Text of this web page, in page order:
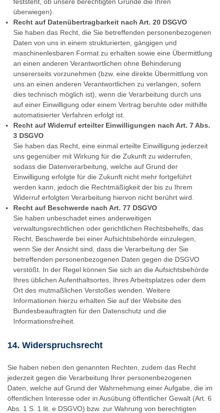
überwiegen).
Recht auf Datenübertragbarkeit nach Art. 20 DSGVO
Sie haben das Recht, die Sie betreffenden personenbezogenen
Daten von uns in einem strukturierten, gängigen und
maschinenlesbaren Format zu erhalten sowie eine Übermittlung
an einen anderen Verantwortlichen ohne Behinderung
unsererseits vorzunehmen (bzw. eine direkte Übermittlung von
uns an einen anderen Verantwortlichen zu verlangen, sofern
dies technisch möglich ist), wenn die Verarbeitung durch uns
auf einer Einwilligung oder einem Vertrag beruhte oder mithilfe
automatisierter Verfahren erfolgt ist.
Recht auf Widerruf erteilter Einwilligungen nach Art. 7 Abs.
3 DSGVO
Sie haben das Recht, eine einmal erteilte Einwilligung jederzeit
uns gegenüber mit Wirkung für die Zukunft zu widerrufen,
sodass die Datenverarbeitung, welche auf Grund der
Einwilligung erfolgte für die Zukunft nicht mehr fortgeführt
werden kann, jedoch die Rechtmäßigkeit der bis zu Ihrem
Widerruf erfolgten Verarbeitung hiervon nicht berührt wird.
Recht auf Beschwerde nach Art. 77 DSGVO
Sie haben unbeschadet eines anderweitigen
verwaltungsrechtlichen oder gerichtlichen Rechtsbehelfs, das
Recht, Beschwerde bei einer Aufsichtsbehörde einzulegen,
wenn Sie der Ansicht sind, dass die Verarbeitung der Sie
betreffenden personenbezogenen Daten gegen die DSGVO
verstößt. In der Regel können Sie sich an die Aufsichtsbehörde
Ihres üblichen Aufenthaltsortes, Ihres Arbeitsplatzes oder dem
Ort des mutmaßlichen Verstoßes wenden. Weitere
Informationen hierzu erhalten Sie auf der Website des
Bundesbeauftragten für den Datenschutz und die
Informationsfreiheit.
14. Widerspruchsrecht
Sie haben neben den genannten Rechten, zudem das Recht
jederzeit gegen die Verarbeitung Ihrer personenbezogenen
Daten, welche auf Grund der Wahrnehmung einer Aufgabe, die im
öffentlichen Interesse oder in Ausübung öffentlicher Gewalt (Art. 6
Abs. 1 S. 1 lit. e DSGVO) bzw. zur Wahrung von berechtigten